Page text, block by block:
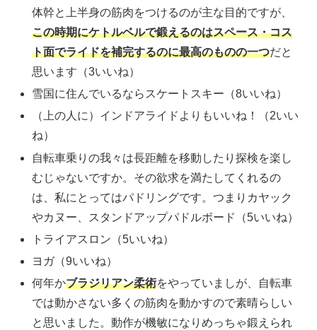
体幹と上半身の筋肉をつけるのが主な目的ですが、
この時期にケトルベルで鍛えるのはスペース・コス
ト面でライドを補完するのに最高のものの一つだと
思います（3いいね）
雪国に住んでいるならスケートスキー（8いいね）
（上の人に）インドアライドよりもいいね！（2いい
ね）
自転車乗りの我々は長距離を移動したり探検を楽し
むじゃないですか。その欲求を満たしてくれるの
は、私にとってはパドリングです。つまりカヤック
やカヌー、スタンドアップパドルボード（5いいね）
トライアスロン（5いいね）
ヨガ（9いいね）
何年かブラジリアン柔術をやっていましが、自転車
では動かさない多くの筋肉を動かすので素晴らしい
と思いました。動作が機敏になりめっちゃ鍛えられ